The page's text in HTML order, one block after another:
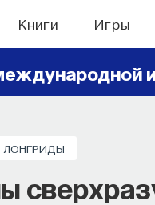
Книги Игры
ЛОНГРИДЫ